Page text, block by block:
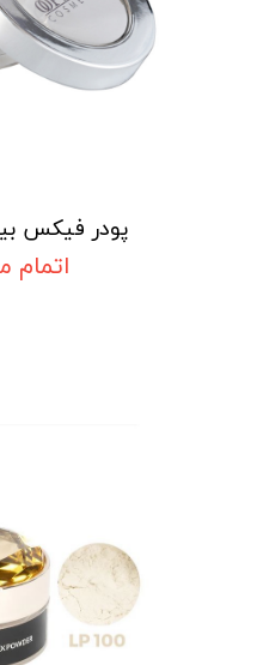
پودر فیکس
اتمام